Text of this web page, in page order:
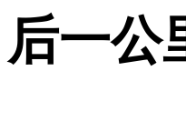
后一公